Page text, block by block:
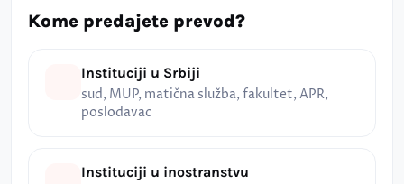
Kome predajete prevod?
Instituciji u Srbiji
sud, MUP, matična služba, fakultet, APR,
poslodavac
Instituciji u inostranstvu